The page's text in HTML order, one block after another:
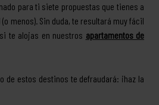
para ti siete propuestas que tienes a
menos). Sin duda, te resultará muy fácil
te alojas en nuestros apartamentos de
de estos destinos te defraudará: ¡haz la